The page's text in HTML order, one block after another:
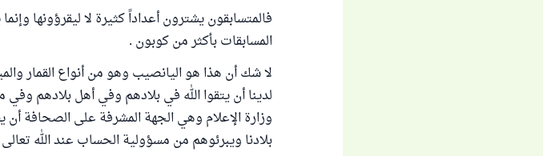
فالمتسابقون يشترون أعداداً كثيرة لا ليقرؤونها
المسابقات بأكثر من كوبون .
لا شك أن هذا هو اليانصيب وهو من أنواع القمار
لدينا أن يتقوا الله في بلادهم وفي أهل بلادهم
وزارة الإعلام وهي الجهة المشرفة على الصحافة
بلادنا ويبرئوهم من مسؤولية الحساب عند الله